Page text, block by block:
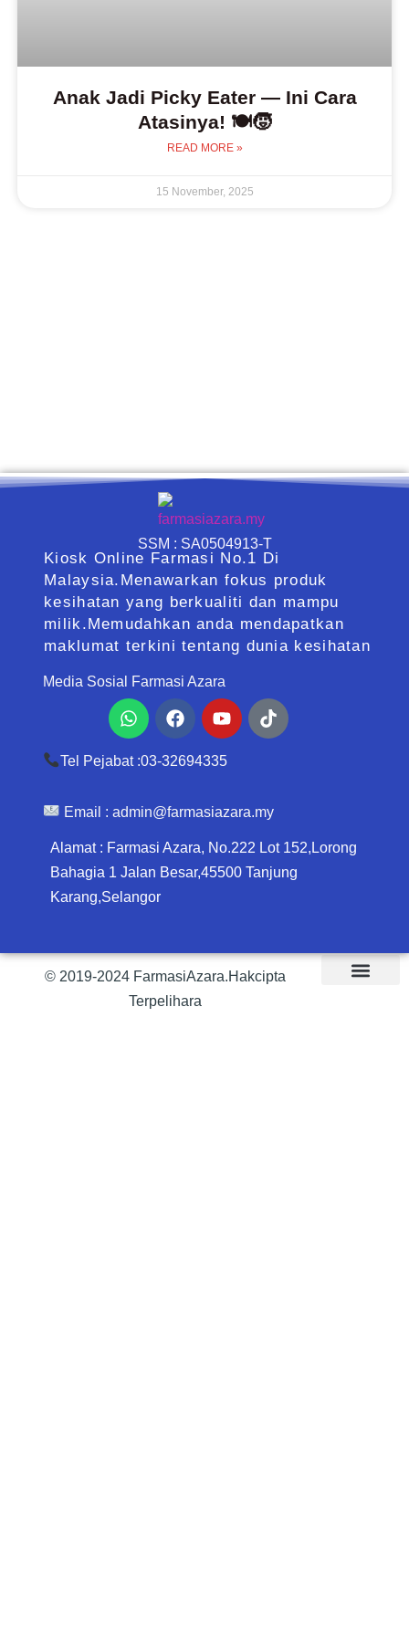
Anak Jadi Picky Eater — Ini Cara
Atasinya! 🍽️🧒
READ MORE »
15 November, 2025
SSM : SA0504913-T
Kiosk Online Farmasi No.1 Di
Malaysia.Menawarkan fokus produk
kesihatan yang berkualiti dan mampu
milik.Memudahkan anda mendapatkan
maklumat terkini tentang dunia kesihatan
Media Sosial Farmasi Azara
WhatsappFacebookYoutubeTiktok
Tel Pejabat :03-32694335
Email : admin@farmasiazara.my
Alamat : Farmasi Azara, No.222 Lot 152,Lorong
Bahagia 1 Jalan Besar,45500 Tanjung
Karang,Selangor
© 2019-2024 FarmasiAzara.Hakcipta
Terpelihara